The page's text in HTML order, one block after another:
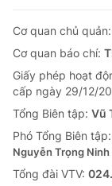
Cơ quan chủ
Cơ quan báo chí:
Giấy phép hoạt
cấp ngày 29/12/
Tổng Biên tập: Vũ
Phó Tổng Biên tập:
Nguyễn Trọng Ninh
Tổng đài VTV: